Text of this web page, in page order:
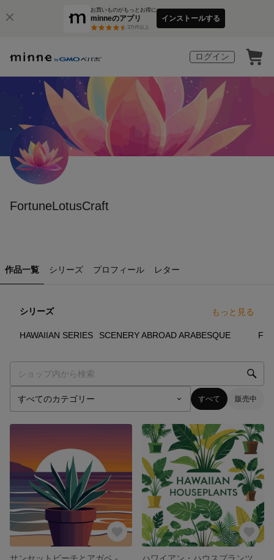
お買いものがもっとお得に
minneのアプリ
3万件以上
インストールする
ログイン
FortuneLotusCraft
作品一覧 シリーズ プロフィール レター
シリーズ もっと見る
HAWAIIAN SERIES SCENERY ABROADARABESQUE
すべて 販売中